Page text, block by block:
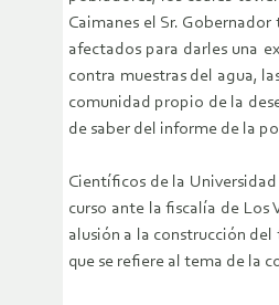
Caimanes el Sr.
afectados para darles una
contra muestras del agua,
comunidad propio de la
de saber del informe de la
Científicos de la
curso ante la fiscalía de
alusión a la construcción
que se refiere al tema de la